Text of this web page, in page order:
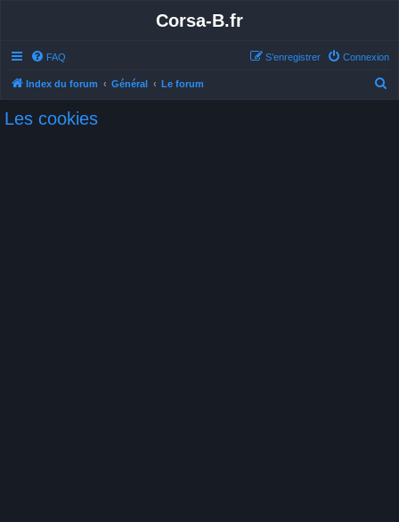
Corsa-B.fr
FAQ Connexion
S’enregistrer
Index du forum Général Le forum
Les cookies